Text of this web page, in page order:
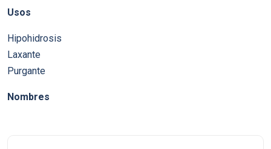
Usos
Hipohidrosis
Laxante
Purgante
Nombres